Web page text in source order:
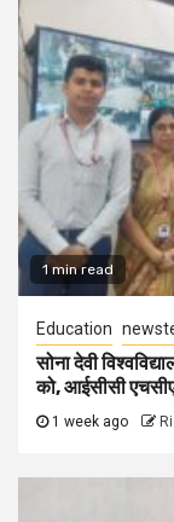
1 min read
Education
सोना देवी
को, आईसीसी
1 week ago